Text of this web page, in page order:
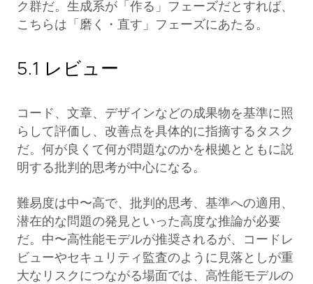
ク群だ。生成系が「作る」フェーズだとすれば、
こちらは「磨く・直す」フェーズにあたる。
5.1 レビュー
コード、文章、デザインなどの成果物を基準に照
らして評価し、改善点を具体的に指摘するタスク
だ。何が良くて何が問題なのかを根拠とともに説
明する批判的思考が中心になる。
難易度は中〜高で、批判的思考、基準への適用、
潜在的な問題の発見といった高度な推論が必要
だ。中〜高性能モデルが推奨されるが、コードレ
ビューやセキュリティ監査のように見落としが重
大なリスクにつながる場面では、高性能モデルの